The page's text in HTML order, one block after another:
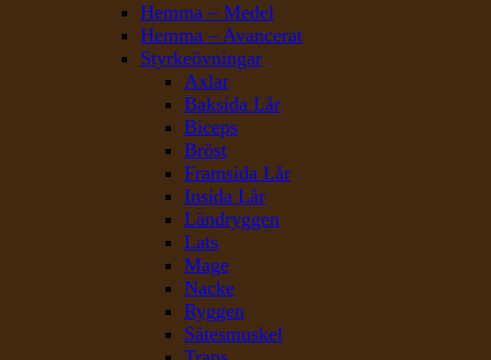
Hemma – Medel
Hemma – Avancerat
Styrkeövningar
Axlar
Baksida Lår
Biceps
Bröst
Framsida Lår
Insida Lår
Ländryggen
Lats
Mage
Nacke
Ryggen
Sätesmuskel